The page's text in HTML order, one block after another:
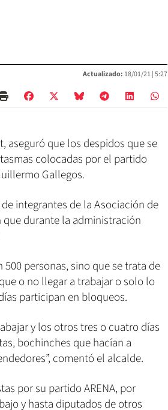
Actualizado: 18/01/21 |5:27
aseguró que los despidos que se
colocadas por el partido
Gallegos.
integrantes de la Asociación de
durante la administración
personas, sino que se trata de
o no llegar a trabajar o solo lo
participan en bloqueos.
y los otros tres o cuatro días
bochinches que hacían a
comentó el alcalde.
por su partido ARENA, por
y hasta diputados de otros